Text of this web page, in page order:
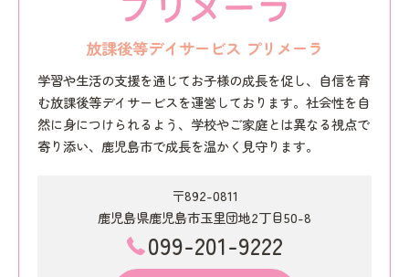
放課後等デイサービス プリメーラ
学習や生活の支援を通じてお子様の成長を促し、自信を育
む放課後等デイサービスを運営しております。社会性を自
然に身につけられるよう、学校やご家庭とは異なる視点で
寄り添い、鹿児島市で成長を温かく見守ります。
〒892-0811
鹿児島県鹿児島市玉里団地2丁目50-8
099-201-9222